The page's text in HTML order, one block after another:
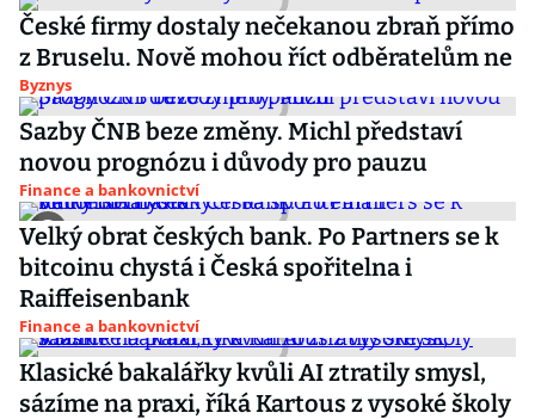
České firmy dostaly nečekanou zbraň přímo
z Bruselu. Nově mohou říct odběratelům ne
Byznys
Sazby ČNB beze změny. Michl představí
novou prognózu i důvody pro pauzu
Finance a bankovnictví
Velký obrat českých bank. Po Partners se k
bitcoinu chystá i Česká spořitelna i
Raiffeisenbank
Finance a bankovnictví
Klasické bakalářky kvůli AI ztratily smysl,
sázíme na praxi, říká Kartous z vysoké školy